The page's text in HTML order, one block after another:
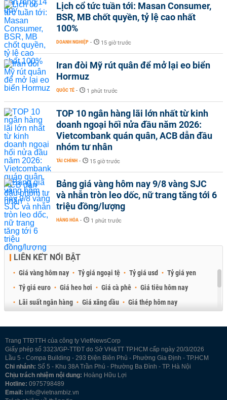
Lịch cổ tức tuần tới: Masan Consumer,
BSR, MB chốt quyền, tỷ lệ cao nhất
100%
DOANH NGHIỆP - 15 giờ trước
Iran đòi Mỹ rút quân để mở lại eo biển
Hormuz
QUỐC TẾ - 1 phút trước
TOP 10 ngân hàng lãi lớn nhất từ kinh
doanh ngoại hối nửa đầu năm 2026:
Vietcombank quán quân, ACB dẫn đầu
nhóm tư nhân
TÀI CHÍNH - 15 giờ trước
Bảng giá vàng hôm nay 9/8 vàng SJC
và nhẫn tròn leo dốc, nữ trang tăng tới 6
triệu đồng/lượng
HÀNG HÓA - 1 phút trước
LIÊN KẾT NỔI BẬT
Giá vàng hôm nay Tỷ giá ngoại tệ Tỷ giá usd
Tỷ giá yen
Tỷ giá euro
Giá heo hơi Giá cà phê
Giá tiêu hôm nay
Lãi suất ngân hàng
Giá xăng dầu
Giá thép hôm nay
Trang TTĐTTH của công ty VietNewsCorp
Giấy phép số 3323/GP-TTĐT do Sở VH&TT TP.HCM cấp ngày 20/3/2026
Lầu 5 - Compa Building - 293 Điện Biên Phủ - Phường Gia Định - TP.HCM
Chi nhánh: Số 5 - Khu 38A Trần Phú - Phường Ba Đình - TP. Hà Nội
Chịu trách nhiệm nội dung: Hoàng Hữu Lợi
Hotline: 0975798489
Email: info@vietnambiz.vn